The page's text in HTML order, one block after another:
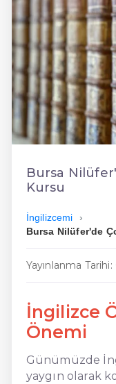
5 Günde
İngilizce
Dil Eğitimi
En Hızlı
En Kolay
En Ucuz
Hızlı İngilizce
Bursa
Kursu
İngilizcemi
Bursa Nilüfer'de
Yayınlanma
İngilizce
Önemi
Günümüzde
yaygın olarak